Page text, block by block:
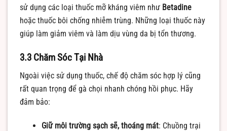
sử dụng các loại thuốc mỡ kháng viêm như Betadine
hoặc thuốc bôi chống nhiễm trùng. Những loại thuốc này
giúp làm giảm viêm và làm dịu vùng da bị tổn thương.
3.3 Chăm Sóc Tại Nhà
Ngoài việc sử dụng thuốc, chế độ chăm sóc hợp lý cũng
rất quan trọng để gà chọi nhanh chóng hồi phục. Hãy
đảm bảo:
Giữ môi trường sạch sẽ, thoáng mát: Chuồng trại